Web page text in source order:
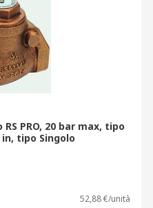
PRO, 20 bar max, tipo
tipo Singolo
52,88 €/unità